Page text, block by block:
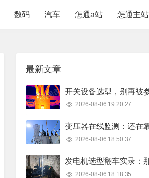
数码 汽车 怎通a站 怎通主站
最新文章
2026-08-06 19:20:27
2026-08-06 18:50:37
2026-08-06 18:18:35